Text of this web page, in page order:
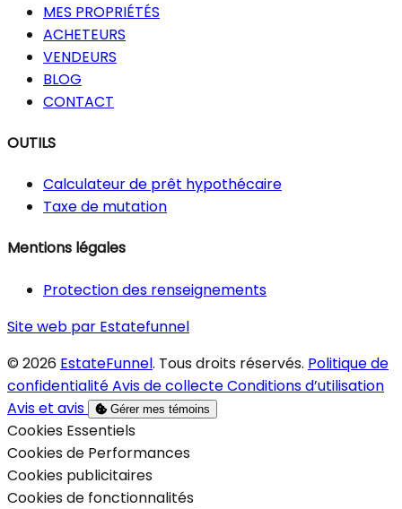
MES PROPRIÉTÉS
ACHETEURS
VENDEURS
BLOG
CONTACT
OUTILS
Calculateur de prêt hypothécaire
Taxe de mutation
Mentions légales
Protection des renseignements
Site web par Estatefunnel
© 2026 EstateFunnel. Tous droits réservés. Politique de
confidentialitéAvis de collecteConditions d’utilisation
Avis et avis
Gérer mes témoins
Activer
Cookies Essentiels
Activer
Cookies de Performances
Activer
Cookies publicitaires
Activer
Cookies de fonctionnalités